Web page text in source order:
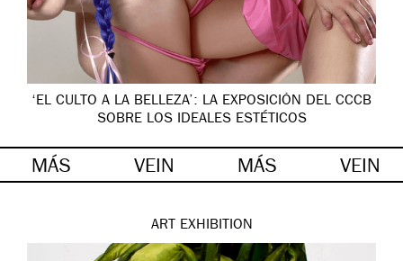
‘EL CULTO A LA BELLEZA’: LA EXPOSICIÓN DEL CCCB
SOBRE LOS IDEALES ESTÉTICOS
MÁS VEIN MÁS VEIN
ART EXHIBITION